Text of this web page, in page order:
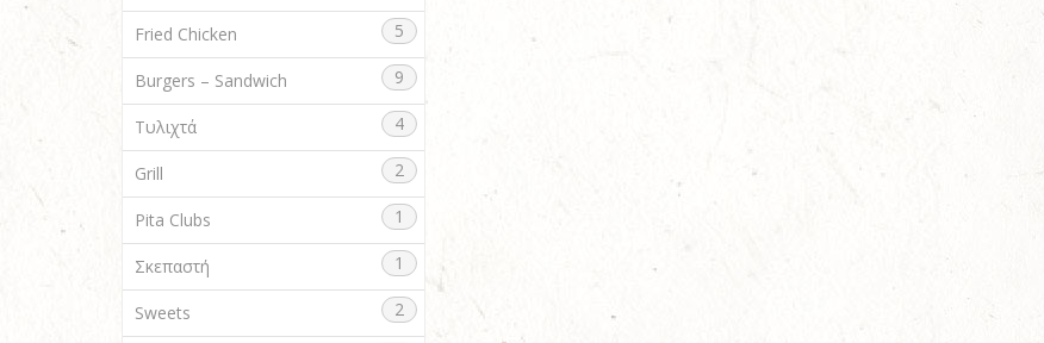
Fried Chicken 5
Burgers – Sandwich 9
Τυλιχτά 4
Grill 2
Pita Clubs 1
Σκεπαστή 1
Sweets 2